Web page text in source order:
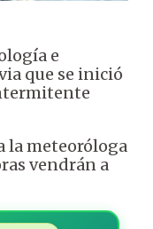
e
que se inició
la meteoróloga
vendrán a